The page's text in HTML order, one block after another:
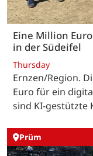
Eine Million
in der Südeifel
Thursday
Ernzen/Region.
Euro für ein
sind KI-gestützte
Prüm